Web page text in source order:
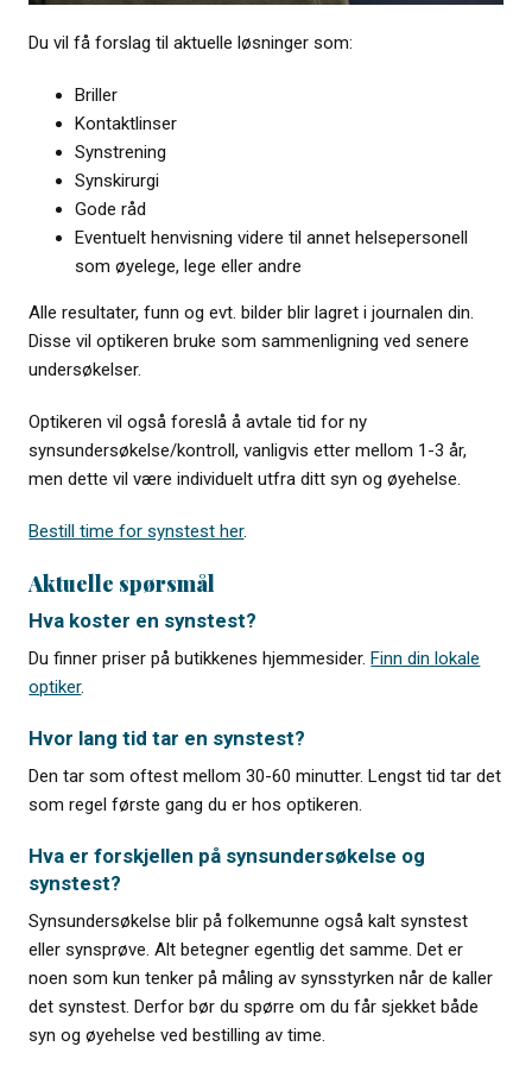
Du vil få forslag til aktuelle løsninger som:
Briller
Kontaktlinser
Synstrening
Synskirurgi
Gode råd
Eventuelt henvisning videre til annet helsepersonell
som øyelege, lege eller andre
Alle resultater, funn og evt. bilder blir lagret i journalen din.
Disse vil optikeren bruke som sammenligning ved senere
undersøkelser.
Optikeren vil også foreslå å avtale tid for ny
synsundersøkelse/kontroll, vanligvis etter mellom 1-3 år,
men dette vil være individuelt utfra ditt syn og øyehelse.
Bestill time for synstest her.
Aktuelle spørsmål
Hva koster en synstest?
Du finner priser på butikkenes hjemmesider.Finn din lokale
optiker.
Hvor lang tid tar en synstest?
Den tar som oftest mellom 30-60 minutter. Lengst tid tar det
som regel første gang du er hos optikeren.
Hva er forskjellen på synsundersøkelse og
synstest?
Synsundersøkelse blir på folkemunne også kalt synstest
eller synsprøve. Alt betegner egentlig det samme. Det er
noen som kun tenker på måling av synsstyrken når de kaller
det synstest. Derfor bør du spørre om du får sjekket både
syn og øyehelse ved bestilling av time.